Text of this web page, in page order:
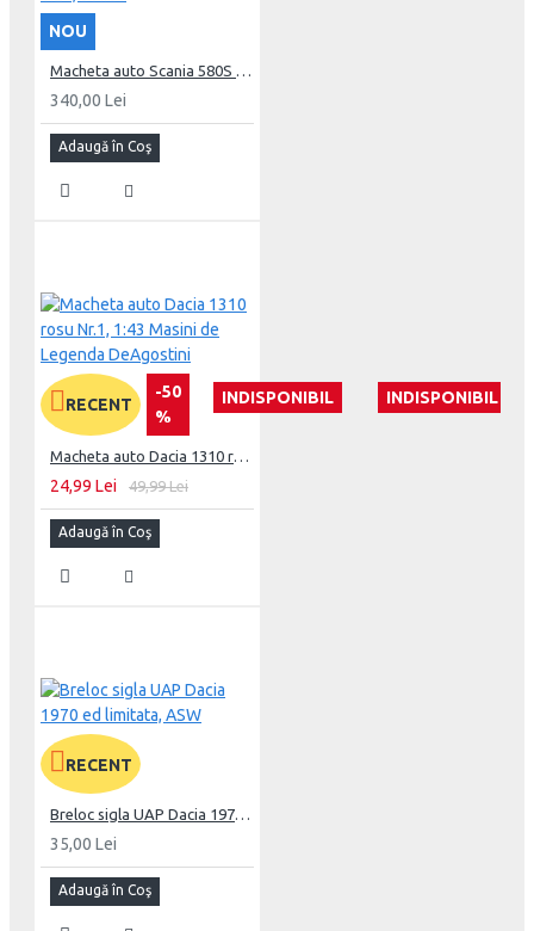
NOU
340,00 Lei
Adaugă în Coş
RECENT
-50
%
INDISPONIBIL INDISPONIBIL
24,99 Lei 49,99 Lei
Adaugă în Coş
RECENT
35,00 Lei
Adaugă în Coş